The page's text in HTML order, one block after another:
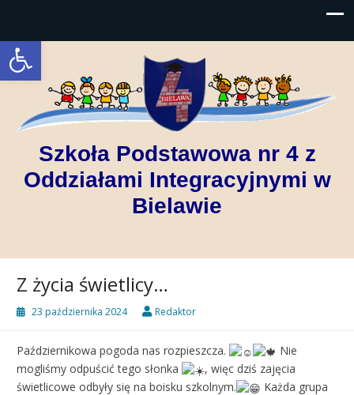
Open toolbar
Szkoła Podstawowa nr 4 z
Oddziałami Integracyjnymi w
Bielawie
Z życia świetlicy…
23 października 2024 Redaktor
Październikowa pogoda nas rozpieszcza.
Nie
mogliśmy odpuścić tego słonka
, więc dziś zajęcia
świetlicowe odbyły się na boisku szkolnym.
Każda grupa